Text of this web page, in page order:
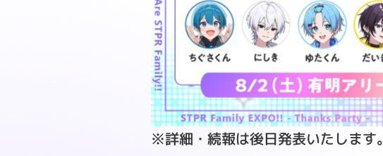
※詳細・続報は後日発表いたします。